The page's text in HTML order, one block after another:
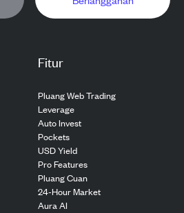
Fitur
Pluang Web Trading
Leverage
Auto Invest
Pockets
USD Yield
Pro Features
Pluang Cuan
24-Hour Market
Aura AI